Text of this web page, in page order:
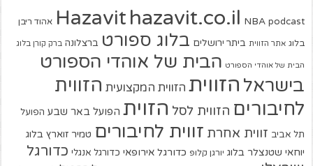
Hazavit hazavit.co.il NBA podcast אהוד ריבן
בלוג אתר הזווית ביתר ירושלים בלוג ספורט ברצלונה ברק קורן בלוג
הבית של אוהדי הספורט הבית של אוהדי הספורט
בישראל הזווית הזווית המקצועית הזווית
לחיבורים הזווית לסל הזוית הפועל באר שבע הפועל
תל אביב זווית אחרת זווית לחיבורים טמיר זוארץ בלוג
יוחאי שטנצלר בלוג יורגן קלופ כדורגל אירופאי כדורגל אנגלי כדורגל